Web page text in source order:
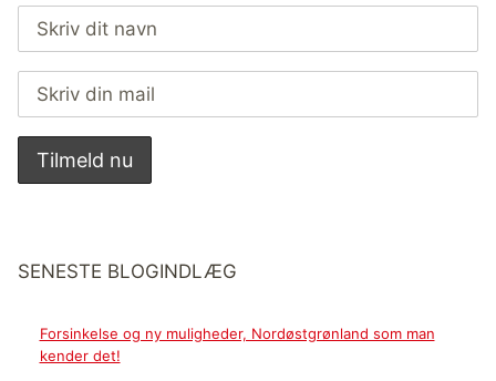
SENESTE BLOGINDLÆG
Forsinkelse og ny muligheder, Nordøstgrønland som man
kender det!